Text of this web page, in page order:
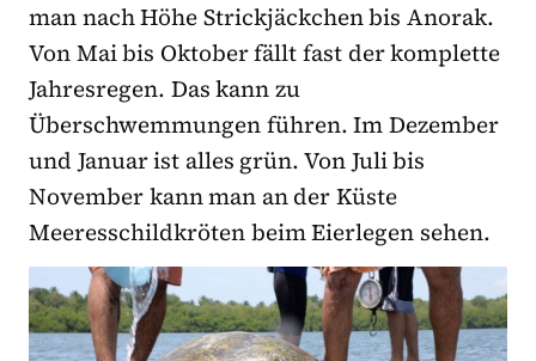
man nach Höhe Strickjäckchen bis Anorak.
Von Mai bis Oktober fällt fast der komplette
Jahresregen. Das kann zu
Überschwemmungen führen. Im Dezember
und Januar ist alles grün. Von Juli bis
November kann man an der Küste
Meeresschildkröten beim Eierlegen sehen.